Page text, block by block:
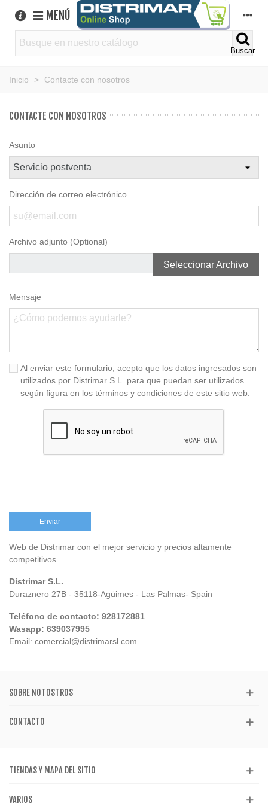
MENÚ
Buscar
Inicio > Contacte con nosotros
CONTACTE CON NOSOTROS
Asunto
Dirección de correo electrónico
Archivo adjunto (Optional)
Seleccionar Archivo
Mensaje
Al enviar este formulario, acepto que los datos ingresados son
utilizados por Distrimar S.L. para que puedan ser utilizados
según figura en los términos y condiciones de este sitio web.
Web de Distrimar con el mejor servicio y precios altamente
competitivos.
Distrimar S.L.
Duraznero 27B - 35118-Agüimes - Las Palmas- Spain
Teléfono de contacto: 928172881
Wasapp: 639037995
Email: comercial@distrimarsl.com
SOBRE NOTOSTROS
CONTACTO
TIENDAS Y MAPA DEL SITIO
VARIOS